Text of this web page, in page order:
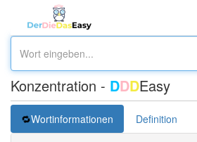
Konzentration - DDDEasy
Wortinformationen Definition